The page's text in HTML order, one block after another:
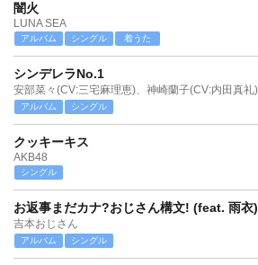
闇火
LUNA SEA
アルバム シングル 着うた
シンデレラNo.1
アルバム シングル
クッキーキス
AKB48
シングル
お返事まだカナ?おじさん構文! (feat. 雨衣)
吉本おじさん
アルバム シングル